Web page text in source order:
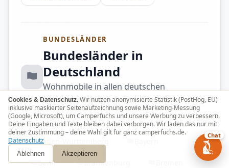
BUNDESLÄNDER
Bundesländer in
Deutschland
Wohnmobile in allen deutschen
Bundesländern
Baden-Württemberg
Berlin Brandenburg
Cookies & Datenschutz. Wir nutzen anonymisierte Statistik (PostHog, EU)
inklusive maskierter Seitenaufzeichnung sowie Marketing-Messung
(Google, Microsoft), um Camperfuchs und unsere Werbung zu verbessern.
Deine Eingaben und Texte bleiben dabei verborgen. Wir laden das nur mit
deiner Zustimmung – deine Wahl gilt für ganz camperfuchs.de.
Datenschutz
Ablehnen Akzeptieren
Chat